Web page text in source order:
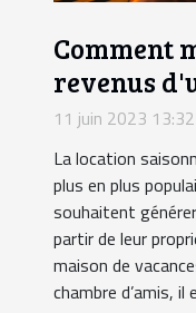
Comment
revenus
saisonnière
11 juin 2023 13:32
La location
plus en plus
souhaitent
partir de leur
maison de
chambre d’amis,